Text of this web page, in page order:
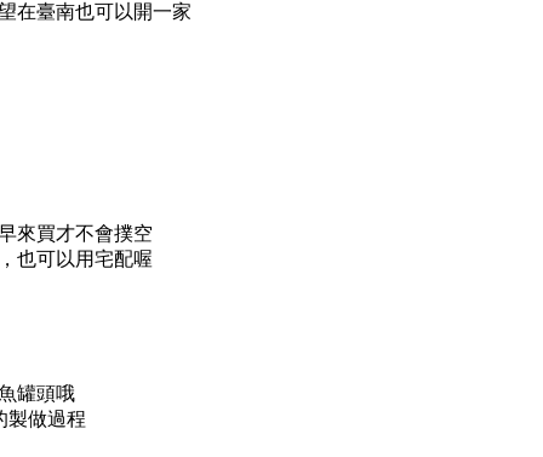
在臺南也可以開一家
來買才不會撲空
也可以用宅配喔
罐頭哦
製做過程